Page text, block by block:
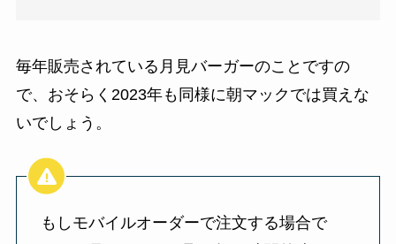
毎年販売されている月見バーガーのことですの
で、おそらく2023年も同様に朝マックでは買えな
いでしょう。
もしモバイルオーダーで注文する場合で